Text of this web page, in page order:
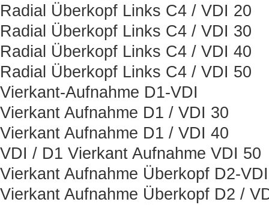
Radial Überkopf Links C4 / VDI 20
Radial Überkopf Links C4 / VDI 30
Radial Überkopf Links C4 / VDI 40
Radial Überkopf Links C4 / VDI 50
Vierkant-Aufnahme D1-VDI
Vierkant Aufnahme D1 / VDI 30
Vierkant Aufnahme D1 / VDI 40
VDI / D1 Vierkant Aufnahme VDI 50
Vierkant Aufnahme Überkopf D2-VDI
Vierkant Aufnahme Überkopf D2 /